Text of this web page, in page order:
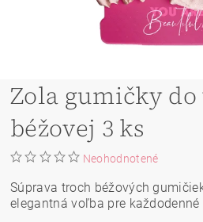
Zola gumičky do
béžovej 3 ks
Neohodnotené
Súprava troch béžových
elegantná voľba pre každodenné